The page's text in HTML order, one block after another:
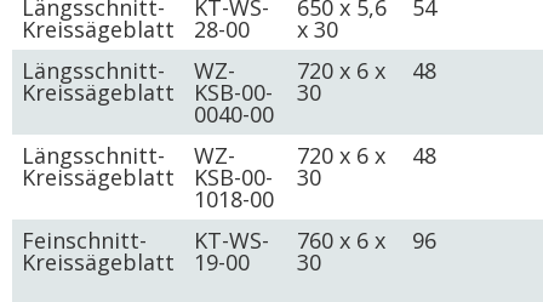
Längsschnitt-
Kreissägeblatt
KT-WS-
28-00
650 x 5,6
x 30
54
Längsschnitt-
Kreissägeblatt
WZ-
KSB-00-
0040-00
720 x 6 x
30
48
Längsschnitt-
Kreissägeblatt
WZ-
KSB-00-
1018-00
720 x 6 x
30
48
Feinschnitt-
Kreissägeblatt
KT-WS-
19-00
760 x 6 x
30
96